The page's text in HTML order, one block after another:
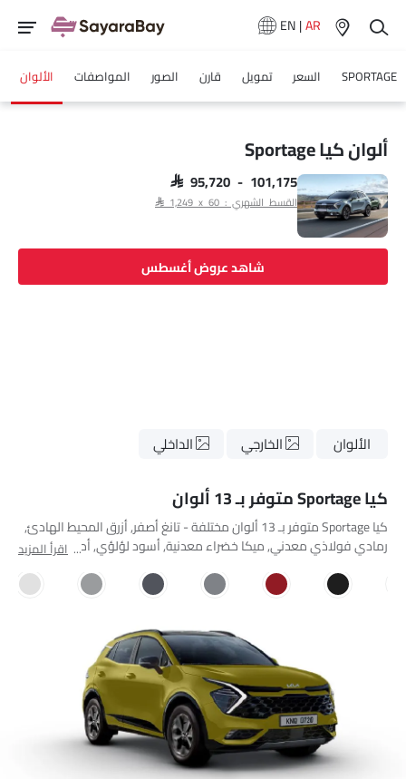
EN|AR
SPORTAGE السعر تمويل قارن الصور المواصفات الألوان
ألوان كيا Sportage
SAR 95,720 - 101,175
القسط الشهري : SAR 1,249 x 60
شاهد عروض أغسطس
الألوان الخارجي الداخلي
كيا Sportage متوفر بـ 13 ألوان
كيا Sportage متوفر بـ 13 ألوان مختلفة - تانغ أصفر, أزرق المحيط الهادئ,
رمادي فولاذي معدني, ميكا خضراء معدنية, أسود لؤلؤي, أحمر جهنمي,
Deluxe White, Bronze Dune Metallic, Orange Fury.
اقرأ المزيد